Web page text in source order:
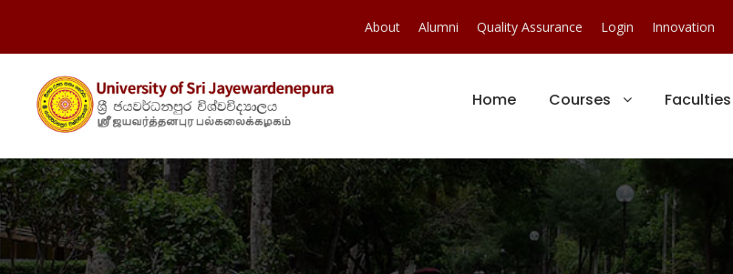
About Alumni Quality Assurance Login Innovation
Home Courses Faculties